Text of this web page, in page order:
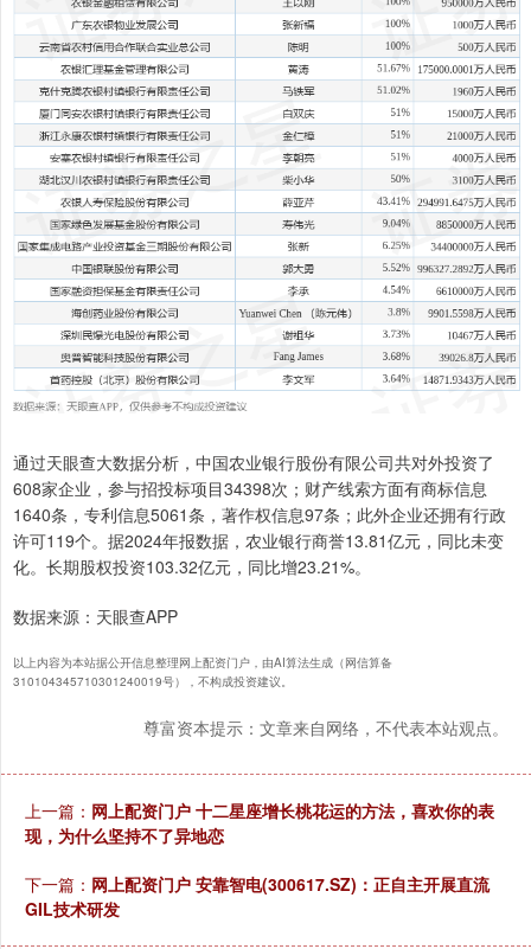
通过天眼查大数据分析，中国农业银行股份有限公司共对外投资了
608家企业，参与招投标项目34398次；财产线索方面有商标信息
1640条，专利信息5061条，著作权信息97条；此外企业还拥有行政
许可119个。据2024年报数据，农业银行商誉13.81亿元，同比未变
化。长期股权投资103.32亿元，同比增23.21%。
数据来源：天眼查APP
以上内容为本站据公开信息整理网上配资门户，由AI算法生成（网信算备
310104345710301240019号），不构成投资建议。
尊富资本提示：文章来自网络，不代表本站观点。
上一篇： 网上配资门户 十二星座增长桃花运的方法，喜欢你的表
现，为什么坚持不了异地恋
下一篇： 网上配资门户 安靠智电(300617.SZ)：正自主开展直流
GIL技术研发